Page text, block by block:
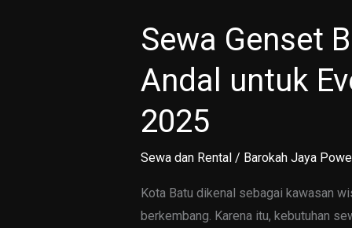
Sewa Genset
Andal untuk
2025
Sewa dan Rental / Barokah Jaya
Kota Batu dikenal sebagai kawasan
berkembang. Karena itu, kebutuhan